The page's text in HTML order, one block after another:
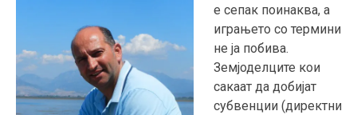
е сепак поинаква, а
играњето со термини
не ја побива.
Земјоделците кои
сакаат да добијат
субвенции (директни